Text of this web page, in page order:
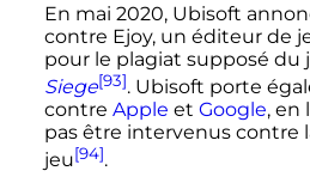
En mai 2020, Ubisoft
contre Ejoy, un éditeur de
pour le plagiat supposé du
Siege[93]. Ubisoft porte
contre Apple et Google, en
pas être intervenus contre
jeu[94].